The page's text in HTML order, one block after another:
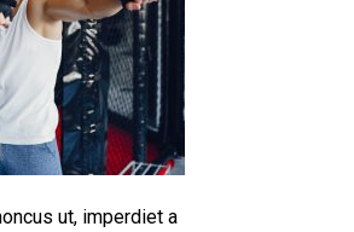
ut, imperdiet a